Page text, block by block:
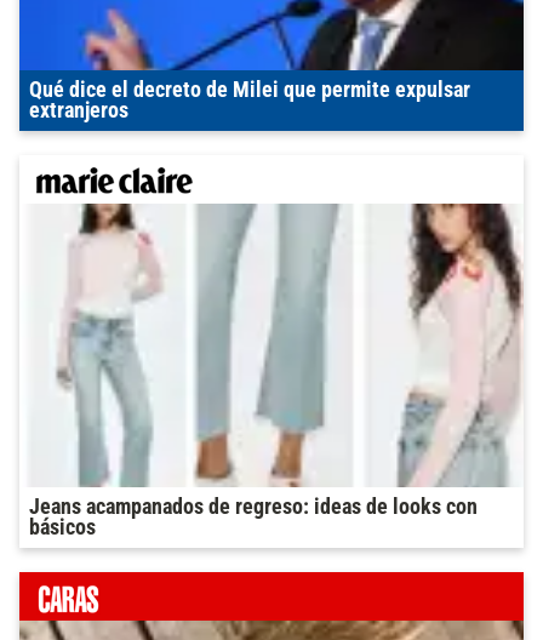
Qué dice el decreto de Milei que permite expulsar
extranjeros
Jeans acampanados de regreso: ideas de looks con
básicos